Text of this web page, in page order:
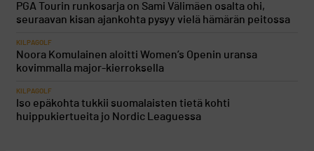
PGA Tourin runkosarja on Sami Välimäen osalta ohi,
seuraavan kisan ajankohta pysyy vielä hämärän peitossa
KILPAGOLF
Noora Komulainen aloitti Women’s Openin uransa
kovimmalla major-kierroksella
KILPAGOLF
Iso epäkohta tukkii suomalaisten tietä kohti
huippukiertueita jo Nordic Leaguessa